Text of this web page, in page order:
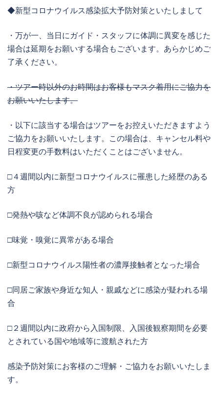
◆新型コロナウイルス感染拡大予防対策といたしまして
・万が一、当日にガイド・スタッフに体調に異変を感じた
場合は延期をお願いする場合もございます。あらかじめご
了承ください。
・ツアー時以外のお時間はお客様もマスク着用にご協力を
お願いいたします。
・以下に該当する場合はツアーをお控えいただきますよう
ご協力をお願いいたします。この場合は、キャンセル料や
日程変更の手数料はいただくことはございません。
□４週間以内に新型コロナウイルスに罹患した経歴のある
方
□発熱や咳など体調不良が認められる場合
□味覚・嗅覚に異常がある場合
□新型コロナウイルス陽性者の濃厚接触者となった場合
□同居ご家族や身近な知人・親戚などに感染が疑われる場
合
□２週間以内に政府から入国制限、入国後観察期間を必要
とされている国や地域等に渡航された方
感染予防対策にお客様のご理解・ご協力をお願いいたしま
す。